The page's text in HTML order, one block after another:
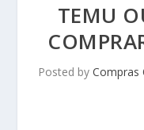
TEMU
Posted by Compras